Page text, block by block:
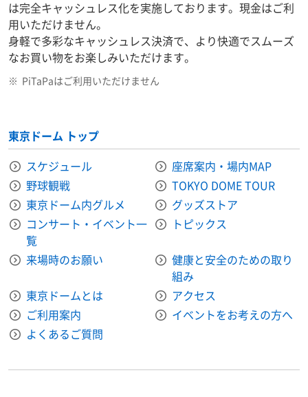
は完全キャッシュレス化を実施しております。現金はご利
用いただけません。
身軽で多彩なキャッシュレス決済で、より快適でスムーズ
なお買い物をお楽しみいただけます。
※ PiTaPaはご利用いただけません
東京ドーム トップ
スケジュール
座席案内・場内MAP
野球観戦
TOKYO DOME TOUR
東京ドーム内グルメ
グッズストア
コンサート・イベント一
覧
トピックス
来場時のお願い
健康と安全のための取り
組み
東京ドームとは
アクセス
ご利用案内
イベントをお考えの方へ
よくあるご質問